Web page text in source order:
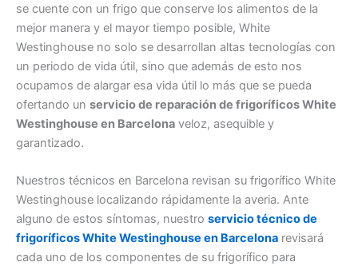
se cuente con un frigo que conserve los alimentos de la
mejor manera y el mayor tiempo posible, White
Westinghouse no solo se desarrollan altas tecnologías con
un periodo de vida útil, sino que además de esto nos
ocupamos de alargar esa vida útil lo más que se pueda
ofertando un servicio de reparación de frigoríficos White
Westinghouse en Barcelona veloz, asequible y
garantizado.
Nuestros técnicos en Barcelona revisan su frigorífico White
Westinghouse localizando rápidamente la averia. Ante
alguno de estos síntomas, nuestro servicio técnico de
frigoríficos White Westinghouse en Barcelona revisará
cada uno de los componentes de su frigorífico para